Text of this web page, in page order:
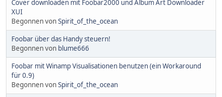
Cover downloaden mit Foobar2000 und Album Art Downloader
XUI
Begonnen vonSpirit_of_the_ocean
Foobar über das Handy steuern!
Begonnen von blume666
Foobar mit Winamp Visualisationen benutzen (ein Workaround
für 0.9)
Begonnen vonSpirit_of_the_ocean